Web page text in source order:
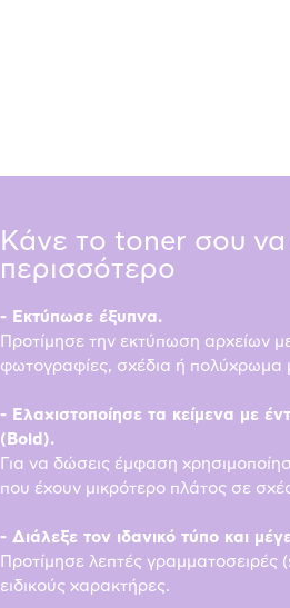
Κάνε το toner σου να
περισσότερο
- Εκτύπωσε έξυπνα.
Προτίμησε την εκτύπωση αρχείων
φωτογραφίες, σχέδια ή πολύχρωμα
- Ελαχιστοποίησε τα κείμενα με
(Bold).
Για να δώσεις έμφαση
που έχουν μικρότερο πλάτος σε
- Διάλεξε τον ιδανικό τύπο και
Προτίμησε λεπτές
ειδικούς χαρακτήρες.